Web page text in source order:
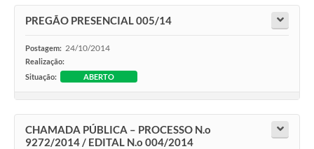
PREGÃO PRESENCIAL 005/14
Postagem: 24/10/2014
Realização:
Situação:
ABERTO
CHAMADA PÚBLICA – PROCESSO N.o
9272/2014 / EDITAL N.o 004/2014